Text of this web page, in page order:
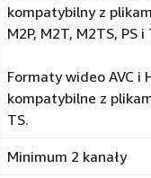
kompatybilny z
M2P, M2T, M2TS, PS i
Formaty wideo AVC i
kompatybilne z
TS.
Minimum 2 kanały